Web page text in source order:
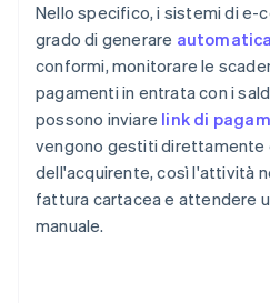
Nello specifico, i sistemi di e-
grado di generare
conformi, monitorare le
pagamenti in entrata con i
possono inviare link di
vengono gestiti direttamente
dell'acquirente, così l'attività
fattura cartacea e attendere
manuale.